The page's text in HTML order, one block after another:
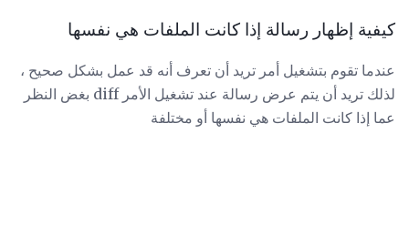
كيفية إظهار رسالة إذا كانت الملفات هي نفسها
عندما تقوم بتشغيل أمر تريد أن تعرف أنه قد عمل بشكل صحيح ،
لذلك تريد أن يتم عرض رسالة عند تشغيل الأمر diff بغض النظر
عما إذا كانت الملفات هي نفسها أو مختلفة